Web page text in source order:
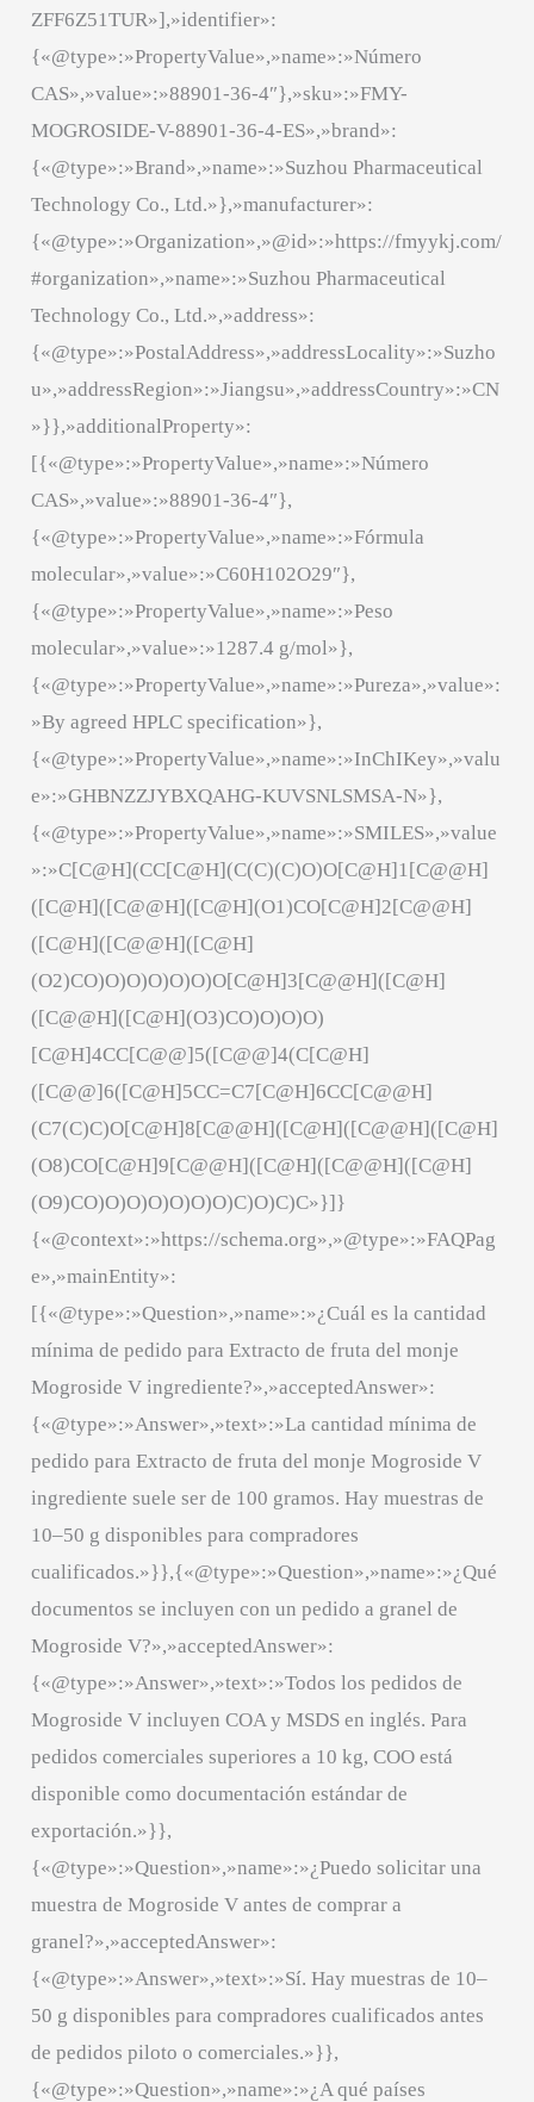
ZFF6Z51TUR»],»identifier»:
{«@type»:»PropertyValue»,»name»:»Número
CAS»,»value»:»88901-36-4″},»sku»:»FMY-
MOGROSIDE-V-88901-36-4-ES»,»brand»:
{«@type»:»Brand»,»name»:»Suzhou Pharmaceutical
Technology Co., Ltd.»},»manufacturer»:
{«@type»:»Organization»,»@id»:»https://fmyykj.com/
#organization»,»name»:»Suzhou Pharmaceutical
Technology Co., Ltd.»,»address»:
{«@type»:»PostalAddress»,»addressLocality»:»Suzho
u»,»addressRegion»:»Jiangsu»,»addressCountry»:»CN
»}},»additionalProperty»:
[{«@type»:»PropertyValue»,»name»:»Número
CAS»,»value»:»88901-36-4″},
{«@type»:»PropertyValue»,»name»:»Fórmula
molecular»,»value»:»C60H102O29″},
{«@type»:»PropertyValue»,»name»:»Peso
molecular»,»value»:»1287.4 g/mol»},
{«@type»:»PropertyValue»,»name»:»Pureza»,»value»:
»By agreed HPLC specification»},
{«@type»:»PropertyValue»,»name»:»InChIKey»,»valu
e»:»GHBNZZJYBXQAHG-KUVSNLSMSA-N»},
{«@type»:»PropertyValue»,»name»:»SMILES»,»value
»:»C[C@H](CC[C@H](C(C)(C)O)O[C@H]1[C@@H]
([C@H]([C@@H]([C@H](O1)CO[C@H]2[C@@H]
([C@H]([C@@H]([C@H]
(O2)CO)O)O)O)O)O)O[C@H]3[C@@H]([C@H]
([C@@H]([C@H](O3)CO)O)O)O)
[C@H]4CC[C@@]5([C@@]4(C[C@H]
([C@@]6([C@H]5CC=C7[C@H]6CC[C@@H]
(C7(C)C)O[C@H]8[C@@H]([C@H]([C@@H]([C@H]
(O8)CO[C@H]9[C@@H]([C@H]([C@@H]([C@H]
(O9)CO)O)O)O)O)O)O)C)O)C)C»}]}
{«@context»:»https://schema.org»,»@type»:»FAQPag
e»,»mainEntity»:
[{«@type»:»Question»,»name»:»¿Cuál es la cantidad
mínima de pedido para Extracto de fruta del monje
Mogroside V ingrediente?»,»acceptedAnswer»:
{«@type»:»Answer»,»text»:»La cantidad mínima de
pedido para Extracto de fruta del monje Mogroside V
ingrediente suele ser de 100 gramos. Hay muestras de
10–50 g disponibles para compradores
cualificados.»}},{«@type»:»Question»,»name»:»¿Qué
documentos se incluyen con un pedido a granel de
Mogroside V?»,»acceptedAnswer»:
{«@type»:»Answer»,»text»:»Todos los pedidos de
Mogroside V incluyen COA y MSDS en inglés. Para
pedidos comerciales superiores a 10 kg, COO está
disponible como documentación estándar de
exportación.»}},
{«@type»:»Question»,»name»:»¿Puedo solicitar una
muestra de Mogroside V antes de comprar a
granel?»,»acceptedAnswer»:
{«@type»:»Answer»,»text»:»Sí. Hay muestras de 10–
50 g disponibles para compradores cualificados antes
de pedidos piloto o comerciales.»}},
{«@type»:»Question»,»name»:»¿A qué países